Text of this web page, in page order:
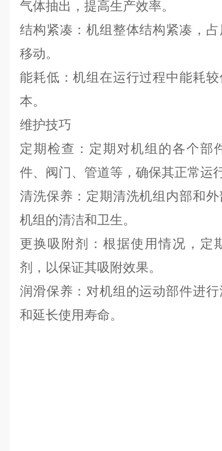
气体抽出，提高生产效率。
结构紧凑：机组整体结构紧凑，
移动。
能耗低：机组在运行过程中能耗
本。
维护技巧
定期检查：定期对机组的各个部
件、阀门、管道等，确保其正常运
清洗保养：定期清洗机组内部和
机组的清洁和卫生。
更换吸附剂：根据使用情况，定
剂，以保证其吸附效果。
润滑保养：对机组的运动部件进
和延长使用寿命。